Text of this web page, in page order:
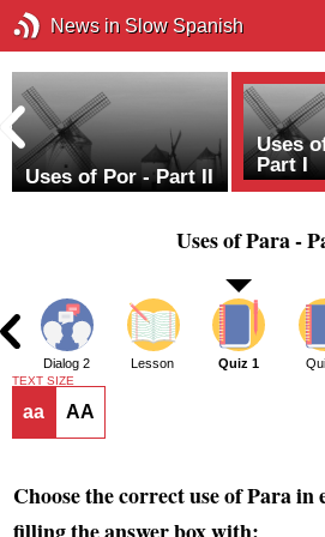
News in Slow Spanish
Uses of Por - Part II
Uses
Part I
Uses of Para -
Dialog 2 Lesson Quiz 1
TEXT SIZE
aa AA
Choose the correct use of Para in
filling the answer box with: